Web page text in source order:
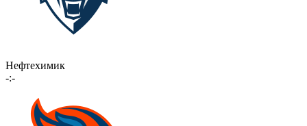
Нефтехимик
-:-